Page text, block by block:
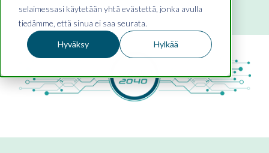
selaimessasi käytetään yhtä evästettä, jonka avulla
tiedämme, että sinua ei saa seurata.
Hyväksy Hylkää